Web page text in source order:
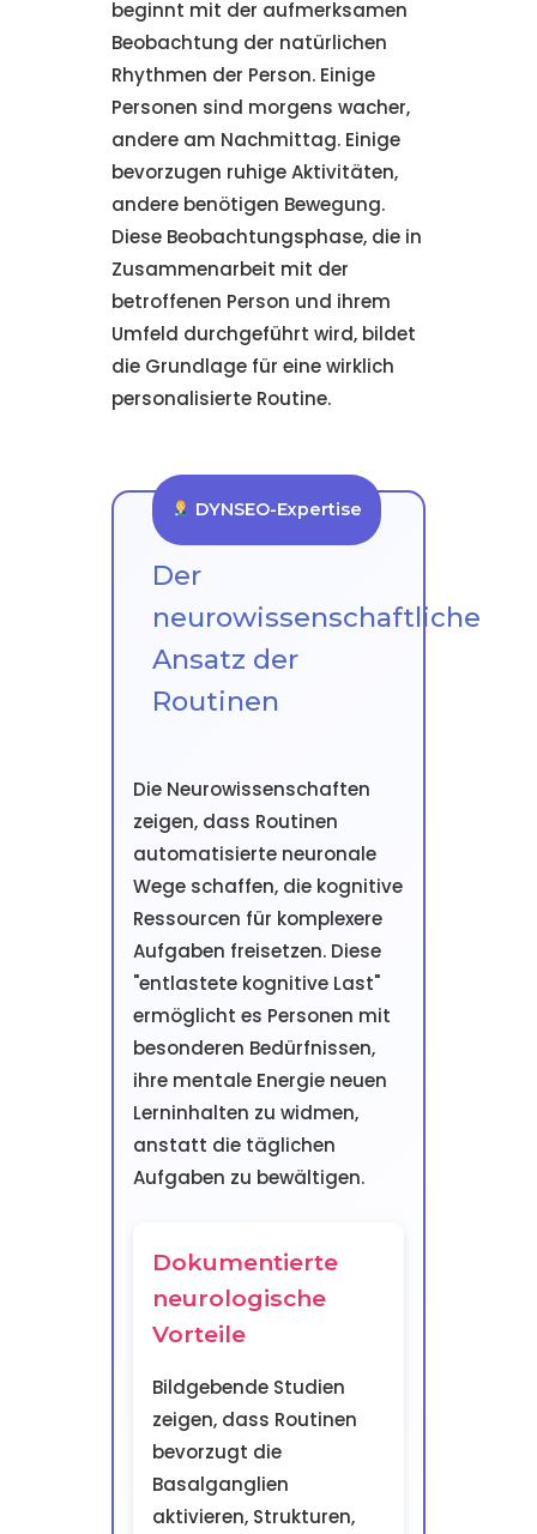
beginnt mit der aufmerksamen
Beobachtung der natürlichen
Rhythmen der Person. Einige
Personen sind morgens wacher,
andere am Nachmittag. Einige
bevorzugen ruhige Aktivitäten,
andere benötigen Bewegung.
Diese Beobachtungsphase, die in
Zusammenarbeit mit der
betroffenen Person und ihrem
Umfeld durchgeführt wird, bildet
die Grundlage für eine wirklich
personalisierte Routine.
DYNSEO-Expertise
Der
neurowissenschaftliche
Ansatz der
Routinen
Die Neurowissenschaften
zeigen, dass Routinen
automatisierte neuronale
Wege schaffen, die kognitive
Ressourcen für komplexere
Aufgaben freisetzen. Diese
"entlastete kognitive Last"
ermöglicht es Personen mit
besonderen Bedürfnissen,
ihre mentale Energie neuen
Lerninhalten zu widmen,
anstatt die täglichen
Aufgaben zu bewältigen.
Dokumentierte
neurologische
Vorteile
Bildgebende Studien
zeigen, dass Routinen
bevorzugt die
Basalganglien
aktivieren, Strukturen,